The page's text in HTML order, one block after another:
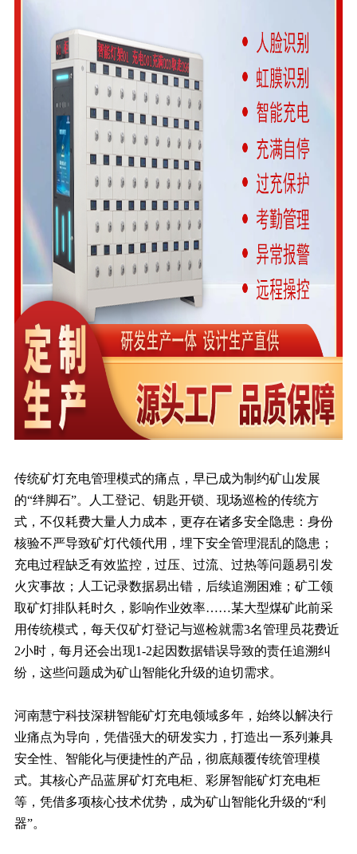
传统矿灯充电管理模式的痛点，早已成为制约矿山发展
的“绊脚石”。人工登记、钥匙开锁、现场巡检的传统方
式，不仅耗费大量人力成本，更存在诸多安全隐患：身份
核验不严导致矿灯代领代用，埋下安全管理混乱的隐患；
充电过程缺乏有效监控，过压、过流、过热等问题易引发
火灾事故；人工记录数据易出错，后续追溯困难；矿工领
取矿灯排队耗时久，影响作业效率……某大型煤矿此前采
用传统模式，每天仅矿灯登记与巡检就需3名管理员花费近
2小时，每月还会出现1-2起因数据错误导致的责任追溯纠
纷，这些问题成为矿山智能化升级的迫切需求。
河南慧宁科技深耕智能矿灯充电领域多年，始终以解决行
业痛点为导向，凭借强大的研发实力，打造出一系列兼具
安全性、智能化与便捷性的产品，彻底颠覆传统管理模
式。其核心产品蓝屏矿灯充电柜、彩屏智能矿灯充电柜
等，凭借多项核心技术优势，成为矿山智能化升级的“利
器”。